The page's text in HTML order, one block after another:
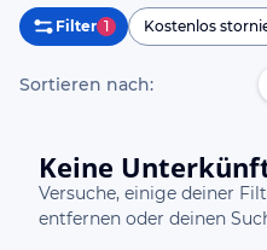
Filter 1 Kostenlos
Sortieren nach:
Keine
Versuche, einige deiner
entfernen oder deinen